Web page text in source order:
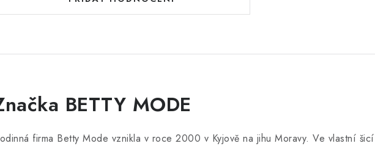
BETTY MODE
firma Betty Mode vznikla v roce 2000 v Kyjově na jihu Moravy. Ve vlastní